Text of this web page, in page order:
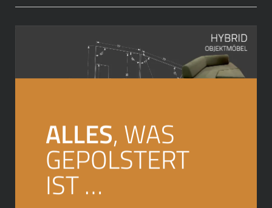
ALLES, WAS
GEPOLSTERT
IST …